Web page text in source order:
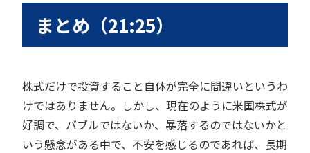
まとめ（21:25）
株式だけで投資すること自体が完全に間違いというわ
けではありません。しかし、現在のように米国株式が
好調で、バブルではないか、暴落するのではないかと
いう懸念がある中で、不安を感じるのであれば、長期